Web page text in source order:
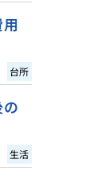
台所
生活